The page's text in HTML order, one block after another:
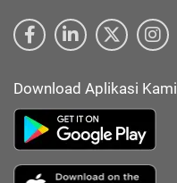
Download Aplikasi Kami